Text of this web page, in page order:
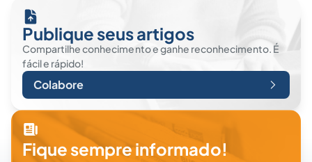
Publique seus artigos
Compartilhe conhecimento e ganhe reconhecimento. É
fácil e rápido!
Colabore
Fique sempre informado!